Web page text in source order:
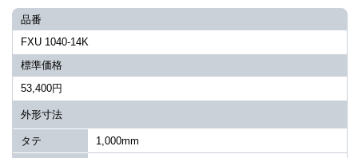
品番
FXU 1040-14K
標準価格
53,400円
外形寸法
タテ
1,000mm